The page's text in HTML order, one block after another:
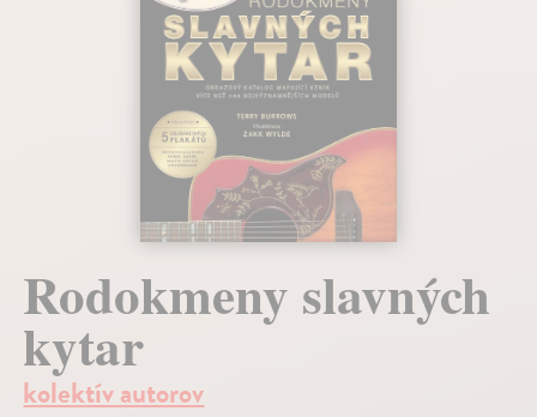
Rodokmeny slavných
kytar
kolektív autorov